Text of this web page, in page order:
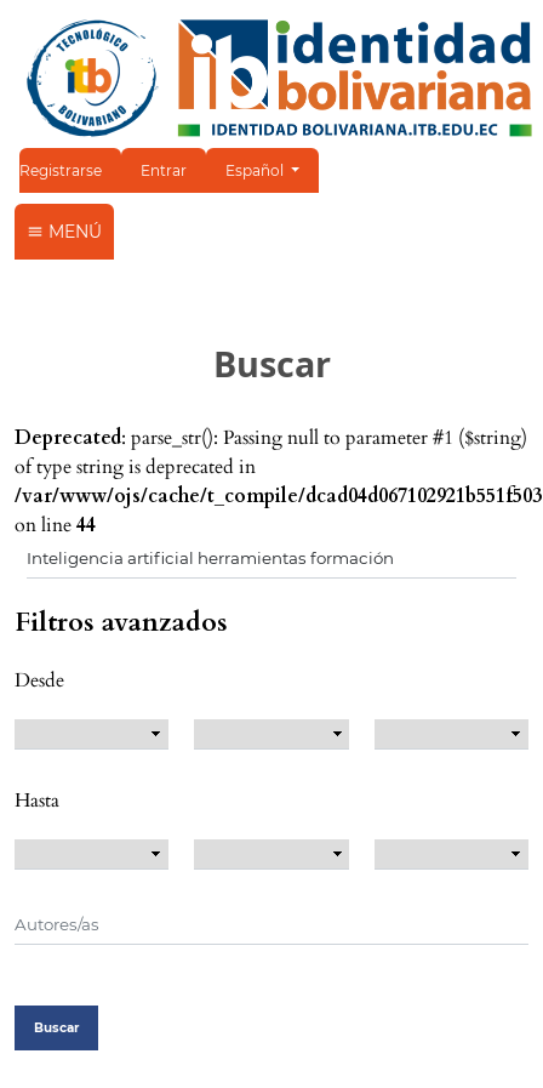
Registrarse Entrar Cambiar el idioma. El idioma actual es:
Español
MENÚ
Buscar
Deprecated: parse_str(): Passing null to parameter #1 ($string)
of type string is deprecated in
/var/www/ojs/cache/t_compile/
on line44
Filtros avanzados
Desde
Hasta
Buscar